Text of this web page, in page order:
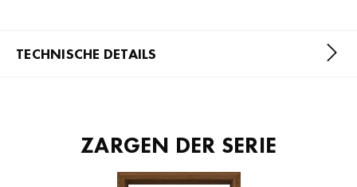
TECHNISCHE DETAILS
ZARGEN DER SERIE